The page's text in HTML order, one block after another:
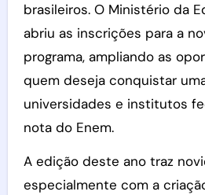
brasileiros. O Ministério da
abriu as inscrições para a
programa, ampliando as
quem deseja conquistar
universidades e institutos
nota do Enem.
A edição deste ano traz
especialmente com a